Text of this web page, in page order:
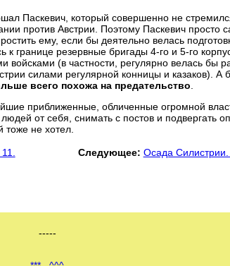
Паскевич, который совершенно не
против Австрии. Поэтому Паскевич просто
ему, если бы деятельно велась
к границе резервные бригады 4-го и 5-го
войсками (в частности, регулярно велась бы
силами регулярной конницы и казаков). А
всего похожа на предательство
приближенные, обличенные огромной
от себя, снимать с постов и подвергать
не хотел.
Следующее: Осада Силистрии.
-----